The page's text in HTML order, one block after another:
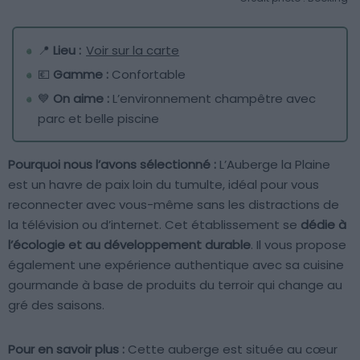
📍 Lieu : Voir sur la carte
💶 Gamme : Confortable
💙 On aime : L’environnement champêtre avec
parc et belle piscine
Pourquoi nous l’avons sélectionné : L’Auberge la Plaine
est un havre de paix loin du tumulte, idéal pour vous
reconnecter avec vous-même sans les distractions de
la télévision ou d’internet. Cet établissement se dédie à
l’écologie et au développement durable. Il vous propose
également une expérience authentique avec sa cuisine
gourmande à base de produits du terroir qui change au
gré des saisons.
Pour en savoir plus : Cette auberge est située au cœur